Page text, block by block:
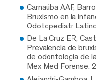
Carnaúba AAF,
Bruxismo en la
Odotopediatr
De La Cruz ER,
Prevalencia de
de odontología de
Mex Med Forense.